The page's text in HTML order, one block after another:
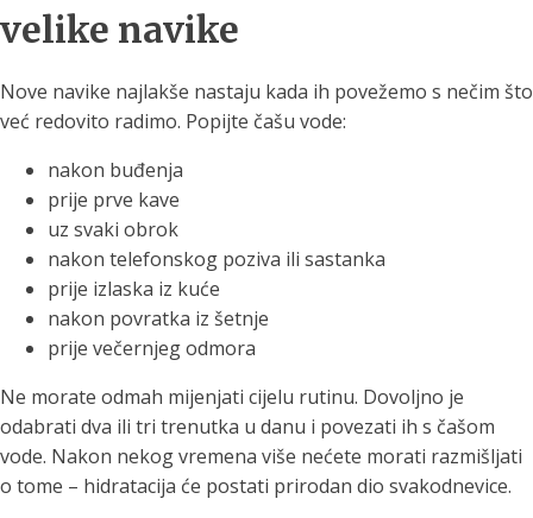
velike navike
Nove navike najlakše nastaju kada ih povežemo s nečim što
već redovito radimo. Popijte čašu vode:
nakon buđenja
prije prve kave
uz svaki obrok
nakon telefonskog poziva ili sastanka
prije izlaska iz kuće
nakon povratka iz šetnje
prije večernjeg odmora
Ne morate odmah mijenjati cijelu rutinu. Dovoljno je
odabrati dva ili tri trenutka u danu i povezati ih s čašom
vode. Nakon nekog vremena više nećete morati razmišljati
o tome – hidratacija će postati prirodan dio svakodnevice.